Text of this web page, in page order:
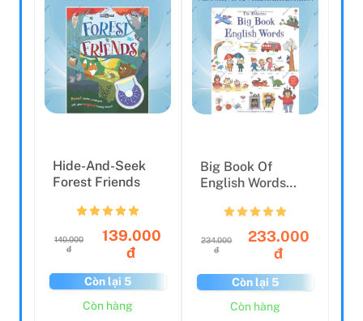
Hide-And-Seek
Forest Friends
140.000
đ
139.000
đ
Còn lại 5
Còn hàng
Big Book Of
English Words
Board B...
234.000
đ
233.000
đ
Còn lại 5
Còn hàng